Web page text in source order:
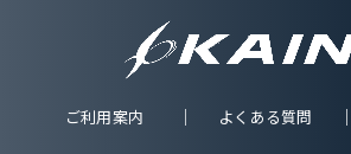
ご利用案内 よくある質問